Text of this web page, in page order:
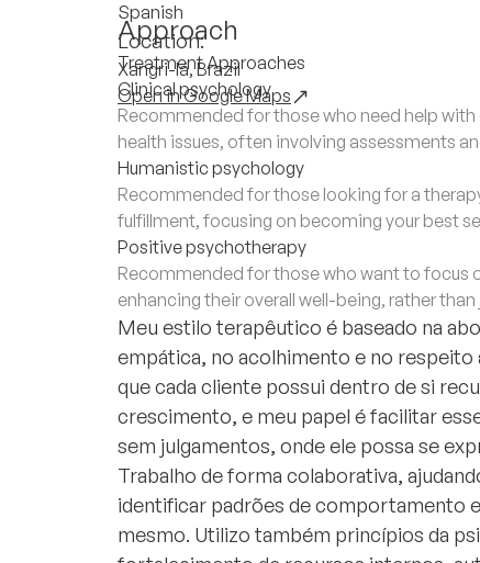
Spanish
Location:
Xangri-lá, Brazil
Open in Google Maps
Approach
Treatment Approaches
Clinical psychology
Recommended for those who need help
health issues, often involving assessments
Humanistic psychology
Recommended for those looking for a
fulfillment, focusing on becoming your best
Positive psychotherapy
Recommended for those who want to focus
enhancing their overall well-being, rather
Meu estilo terapêutico é baseado na
empática, no acolhimento e no respeito
que cada cliente possui dentro de si
crescimento, e meu papel é facilitar
sem julgamentos, onde ele possa se
Trabalho de forma colaborativa,
identificar padrões de comportamento
mesmo. Utilizo também princípios da